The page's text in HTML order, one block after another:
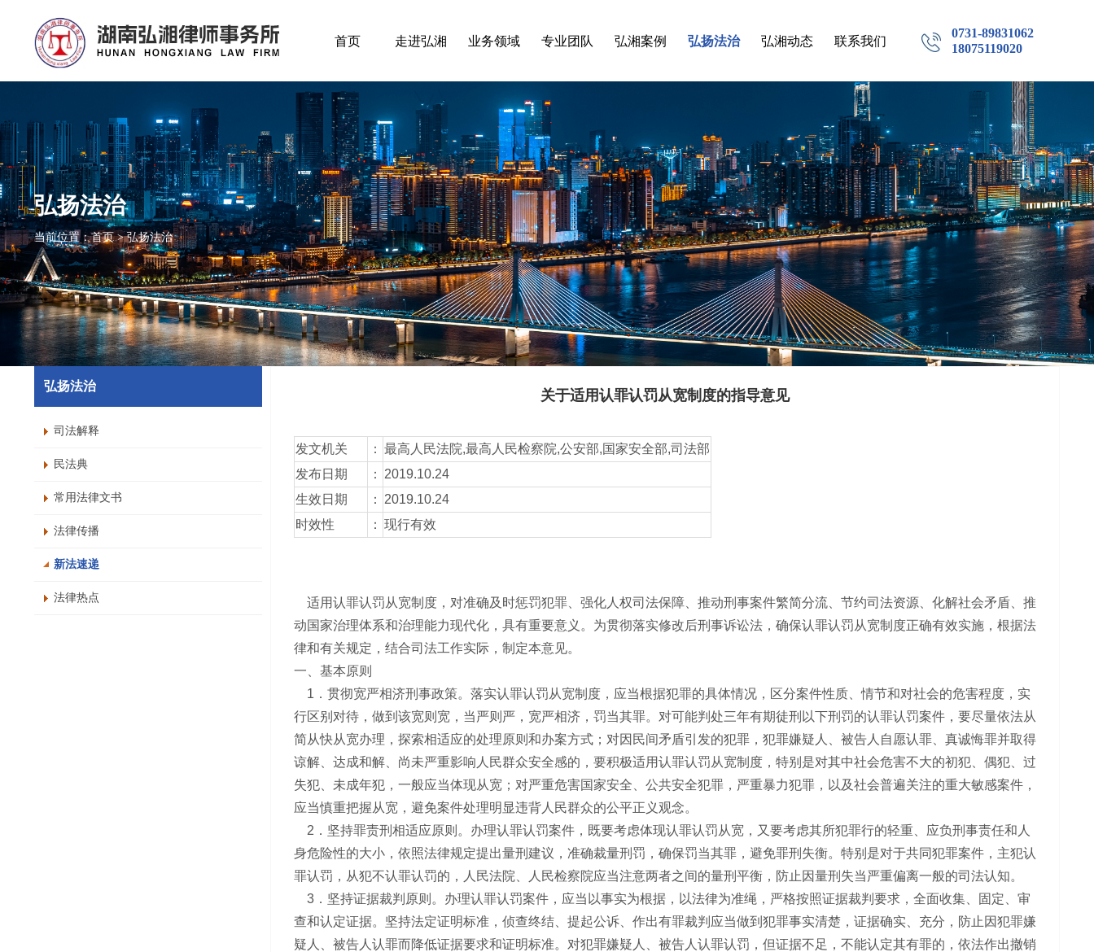
0731-89831062
18075119020
首页 走进弘湘 业务领域 专业团队 弘湘案例 弘扬法治 弘湘动态 联系我们
弘扬法治
当前位置：首页 > 弘扬法治
弘扬法治
司法解释
民法典
常用法律文书
法律传播
新法速递
法律热点
关于适用认罪认罚从宽制度的指导意见
发文机关 ： 最高人民法院,最高人民检察院,公安部,国家安全部,司法部
发布日期
：
2019.10.24
生效日期
：
2019.10.24
时效性
： 现行有效
适用认罪认罚从宽制度，对准确及时惩罚犯罪、强化人权司法保障、推动刑事案件繁简分流、节约司法资源、化解社会矛盾、推
动国家治理体系和治理能力现代化，具有重要意义。为贯彻落实修改后刑事诉讼法，确保认罪认罚从宽制度正确有效实施，根据法
律和有关规定，结合司法工作实际，制定本意见。
一、基本原则
1．贯彻宽严相济刑事政策。落实认罪认罚从宽制度，应当根据犯罪的具体情况，区分案件性质、情节和对社会的危害程度，实
行区别对待，做到该宽则宽，当严则严，宽严相济，罚当其罪。对可能判处三年有期徒刑以下刑罚的认罪认罚案件，要尽量依法从
简从快从宽办理，探索相适应的处理原则和办案方式；对因民间矛盾引发的犯罪，犯罪嫌疑人、被告人自愿认罪、真诚悔罪并取得
谅解、达成和解、尚未严重影响人民群众安全感的，要积极适用认罪认罚从宽制度，特别是对其中社会危害不大的初犯、偶犯、过
失犯、未成年犯，一般应当体现从宽；对严重危害国家安全、公共安全犯罪，严重暴力犯罪，以及社会普遍关注的重大敏感案件，
应当慎重把握从宽，避免案件处理明显违背人民群众的公平正义观念。
2．坚持罪责刑相适应原则。办理认罪认罚案件，既要考虑体现认罪认罚从宽，又要考虑其所犯罪行的轻重、应负刑事责任和人
身危险性的大小，依照法律规定提出量刑建议，准确裁量刑罚，确保罚当其罪，避免罪刑失衡。特别是对于共同犯罪案件，主犯认
罪认罚，从犯不认罪认罚的，人民法院、人民检察院应当注意两者之间的量刑平衡，防止因量刑失当严重偏离一般的司法认知。
3．坚持证据裁判原则。办理认罪认罚案件，应当以事实为根据，以法律为准绳，严格按照证据裁判要求，全面收集、固定、审
查和认定证据。坚持法定证明标准，侦查终结、提起公诉、作出有罪裁判应当做到犯罪事实清楚，证据确实、充分，防止因犯罪嫌
疑人、被告人认罪而降低证据要求和证明标准。对犯罪嫌疑人、被告人认罪认罚，但证据不足，不能认定其有罪的，依法作出撤销